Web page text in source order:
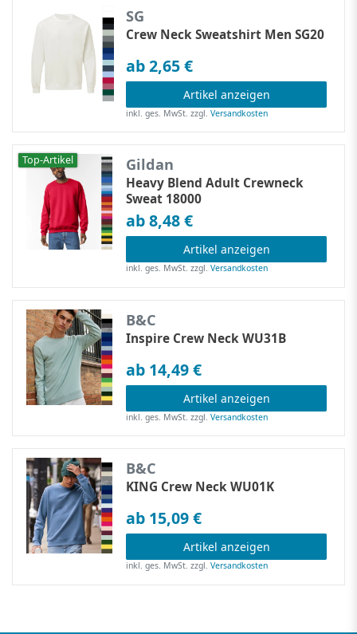
SG
Crew Neck Sweatshirt Men SG20
ab 2,65 €
Artikel anzeigen
inkl. ges. MwSt. zzgl.Versandkosten
Top-Artikel Gildan
Heavy Blend Adult Crewneck
Sweat 18000
ab 8,48 €
Artikel anzeigen
inkl. ges. MwSt. zzgl.Versandkosten
B&C
Inspire Crew Neck WU31B
ab 14,49 €
Artikel anzeigen
inkl. ges. MwSt. zzgl.Versandkosten
B&C
KING Crew Neck WU01K
ab 15,09 €
Artikel anzeigen
inkl. ges. MwSt. zzgl.Versandkosten